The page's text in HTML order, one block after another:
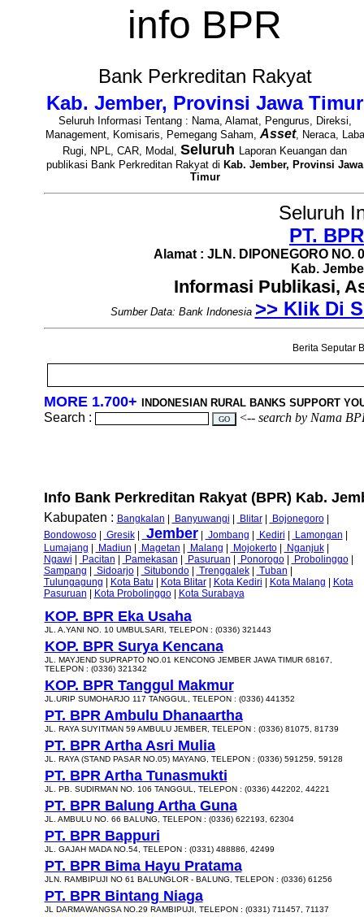
info BPR
Bank Perkreditan Rakyat
Kab. Jember, Provinsi Jawa Timur
Seluruh Informasi Tentang : Nama, Alamat, Pengurus, Direksi,
Management, Komisaris, Pemegang Saham,Asset, Neraca, Laba
Rugi, NPL, CAR, Modal, Seluruh Laporan Keuangan dan
publikasi Bank Perkreditan Rakyat di Kab. Jember, Provinsi Jawa
Timur
Seluruh
PT.
Alamat : JLN. DIPONEGORO NO.
Kab.
Informasi Publikasi,
Sumber Data: Bank Indonesia >> Klik Di
Berita Seputar
MORE 1.700+ INDONESIAN RURAL BANKS SUPPORT
Search : <-- search by Nama
Info Bank Perkreditan Rakyat (BPR) Kab.
Kabupaten : Bangkalan Banyuwangi Blitar| Bojonegoro|
Bondowoso| Gresik| Jember| Jombang Kediri Lamongan
Lumajang
Madiun Magetan Malang Mojokerto| Nganjuk|
Ngawi
Pacitan Pamekasan Pasuruan Ponorogo| Probolinggo|
Sampang
Sidoarjo| Situbondo| Trenggalek| Tuban
Tulungagung
Kota Batu Kota Blitar| Kota Kediri Kota Malang
Kota
Pasuruan
Kota Probolinggo| Kota Surabaya
KOP. BPR Eka Usaha
JL. A.YANI NO. 10 UMBULSARI, TELEPON : (0336) 321443
KOP. BPR Surya Kencana
JL. MAYJEND SUPRAPTO NO.01 KENCONG JEMBER JAWA TIMUR 68167,
TELEPON : (0336) 321342
KOP. BPR Tanggul Makmur
JL.URIP SUMOHARJO 117 TANGGUL, TELEPON : (0336) 441352
PT. BPR Ambulu Dhanaartha
JL. RAYA SUYITMAN 59 AMBULU JEMBER, TELEPON : (0336) 81075, 81739
PT. BPR Artha Asri Mulia
JL. RAYA (STAND PASAR NO.05) MAYANG, TELEPON : (0336) 591259, 59128
PT. BPR Artha Tunasmukti
JL. PB. SUDIRMAN NO. 106 TANGGUL, TELEPON : (0336) 442202, 44221
PT. BPR Balung Artha Guna
JL. AMBULU NO. 66 BALUNG, TELEPON : (0336) 622193, 62304
PT. BPR Bappuri
JL. GAJAH MADA NO.54, TELEPON : (0331) 488886, 42499
PT. BPR Bima Hayu Pratama
JLN. RAMBIPUJI NO 61 BALUNGLOR - BALUNG, TELEPON : (0336) 61256
PT. BPR Bintang Niaga
JL DARMAWANGSA NO.29 RAMBIPUJI, TELEPON : (0331) 711457, 71137